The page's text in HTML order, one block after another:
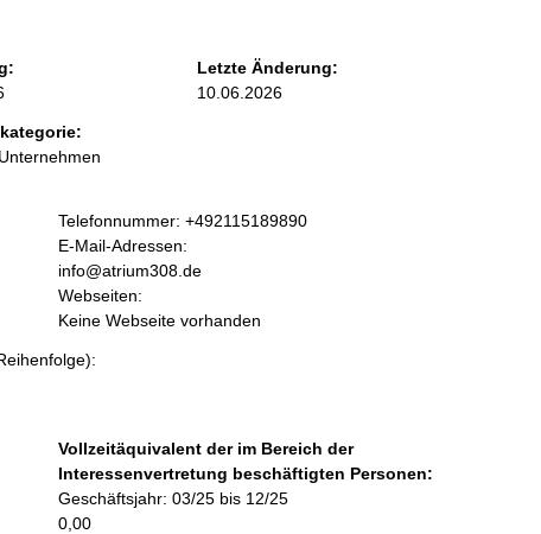
Letzte Änderung:
10.06.2026
K
o
n
t
a
t
f
o
r
m
Telefonnummer: +492115189890
E-Mail-Adressen:
info@atrium308.de
Webseiten:
Keine Webseite vorhanden
Vollzeitäquivalent der im Bereich der
Interessenvertretung beschäftigten Personen:
Geschäftsjahr: 03/25 bis 12/25
0,00